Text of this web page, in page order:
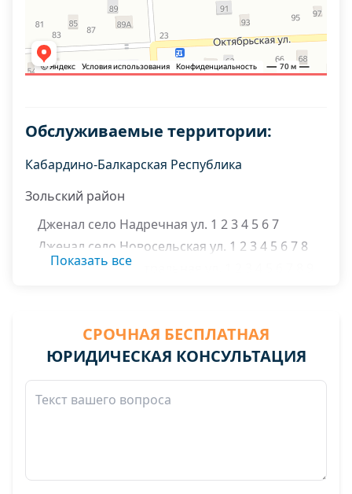
Обслуживаемые территории:
Кабардино-Балкарская Республика
Зольский район
Дженал село Надречная ул. 1 2 3 4 5 6 7
Дженал село Новосельская ул. 1 2 3 4 5 6 7 8
Дженал село Центральная ул. 1 2 3 4 5 6 7 8 9
42 43 44
Залукодес село Верхнезаречная ул. 1 2 3 4 5 6
7 8 9 10 11 12 13 14 15 16 17 18 19 20 21 22 23 24
25 26 27 28
Залукодес село Им Мусова ул. 1 2 3 4 5 6 7 8 9
Залукодес село Октябрьская ул. 1 2 3 4 5 6 7 8 9
Показать все
СРОЧНАЯ БЕСПЛАТНАЯ
ЮРИДИЧЕСКАЯ КОНСУЛЬТАЦИЯ